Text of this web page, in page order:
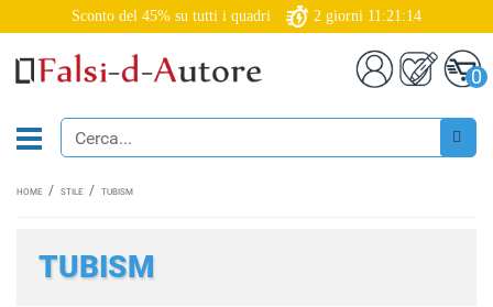
Sconto del 45% su tutti i quadri 2 giorni 11:21:13
0
HOME STILE TUBISM
TUBISM